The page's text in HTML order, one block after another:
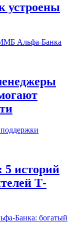
устроены
историй
Т-